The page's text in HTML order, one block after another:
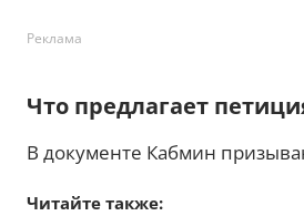
Реклама
Что предлагает
В документе Кабмин
Читайте также: